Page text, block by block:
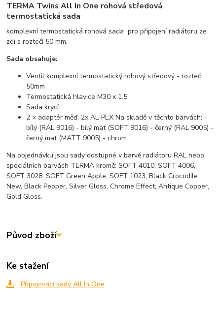
TERMA Twins All In One rohová středová
termostatická sada
komplexní termostatická rohová sada pro připojení radiátoru ze
zdi s roztečí 50 mm.
Sada obsahuje:
Ventil komplexní termostatický rohový středový - rozteč
50mm
Termostatická hlavice M30 x 1.5
Sada krycí
2 × adaptér měď, 2x AL-PEX Na skladě v těchto barvách: -
bílý (RAL 9016) - bílý mat (SOFT 9016) - černý (RAL 9005) -
černý mat (MATT 9005) - chrom
Na objednávku jsou sady dostupné v barvě radiátoru RAL nebo
speciálních barvách TERMA kromě: SOFT 4010, SOFT 4006,
SOFT 3028, SOFT Green Apple, SOFT 1023, Black Crocodile
New, Black Pepper, Silver Gloss, Chrome Effect, Antique Copper,
Gold Gloss.
Původ zboží
Ke stažení
Připojovací sady All In One